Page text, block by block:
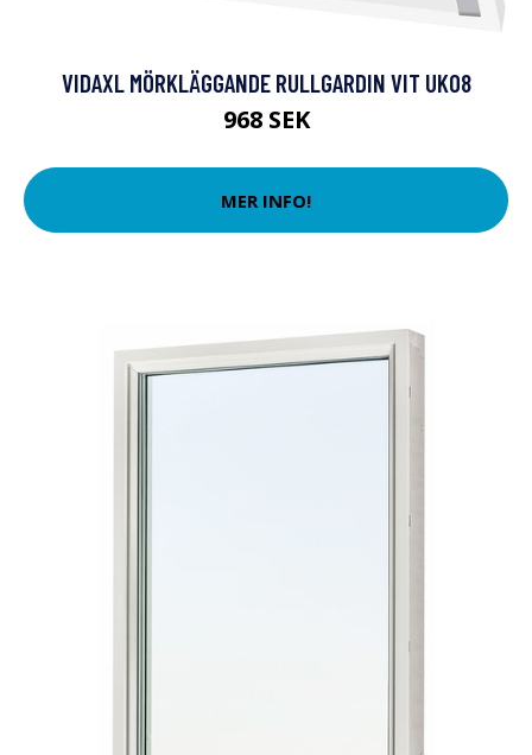
VIDAXL MÖRKLÄGGANDE RULLGARDIN VIT UK08
968 SEK
MER INFO!